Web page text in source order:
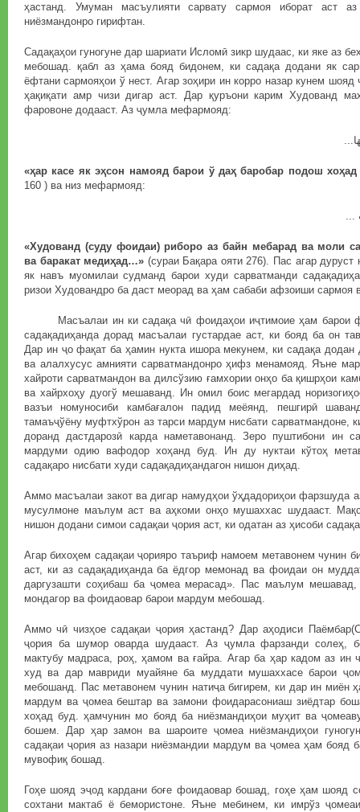
ҳастанд. Умуман масъулияти сарвату сармоя иборат аст
ниёзмандонро гирифтан.
Садақаҳои гуногуне дар шариати Исломӣ зикр шудаас, ки яке аз
мебошад. қабл аз ҳама бояд бидонем, ки садақа додани як
ёфтани сармояҳои ў нест. Агар зоҳири ин корро назар кунем шояд
ҳақиқати амр чизи дигар аст. Дар қуръони карим Худованд
фаровоне додааст. Аз ҷумла мефармояд:
«ҳар касе як эҳсон намояд барои ў даҳ баробар подош
160 ) ва низ мефармояд:
...
«Худованд (суду фоидаи) риборо аз байн мебарад ва моли
ва баракат медиҳад…» (сураи Бақара ояти 276). Пас агар дуруст
як навъ муомилаи судманд барои худи сарватманди
ризои Худовандро ба даст меорад ва ҳам сабаби афзоиши сармоя
Масъалаи ин ки садақа чӣ фоидаҳои иҷтимоие ҳам барои
садақадиҳанда дорад масъалаи густардае аст, ки бояд ба он
Дар ин ҷо фақат ба ҳамин нукта ишора мекунем, ки садақа додан
ва алалхусус амнияти сарватмандонро ҳифз менамояд. Яъне
хайроти сарватмандон ва дилсўзию ғамхории онҳо ба қишрҳои
ва хайрхоҳу дуогў мешаванд. Ин омил боис мегардад
вазъи номуносиби камбағалон падид меёянд, пешгирӣ
тамаъҷўёну муфтхўрон аз тарси мардум нисбати сарватмандоне,
доранд дастдарозӣ карда наметавонанд. Зеро пуштибони ин
мардуми одию вафодор хоҳанд буд. Ин ду нуктаи кўтоҳ
садақаро нисбати худи садақадиҳандагон нишон диҳад.
Аммо масъалаи закот ва дигар намудҳои ўҳдадориҳои фарзшуда
мусулмоне маълум аст ва аҳкоми онҳо мушаххас шудааст.
нишон додани симои садақаи ҷория аст, ки одатан аз ҳисоби
Агар бихоҳем садақаи ҷорияро таъриф намоем метавонем чунин
аст, ки аз садақадиҳанда ба ёдгор мемонад ва фоидаи он
даргузашти соҳибаш ба ҷомеа мерасад». Пас маълум мешавад,
мондагор ва фоидаовар барои мардум мебошад.
Аммо чӣ чизҳое садақаи ҷория ҳастанд? Дар аҳодиси
ҷория ба шумор оварда шудааст. Аз ҷумла фарзанди солеҳ,
мактубу мадраса, роҳ, ҳамом ва ғайра. Агар ба ҳар кадом аз ин
худ ва дар мавриди муайяне ба муддати мушаххасе барои
мебошанд. Пас метавонем чунин натиҷа бигирем, ки дар ин миён
мардум ва ҷомеа бештар ва замони фоидарасониаш зиёдтар
хоҳад буд. ҳамчунин мо бояд ба ниёзмандиҳои муҳит ва
бошем. Дар ҳар замон ва шароите ҷомеа ниёзмандиҳои
садақаи ҷория аз назари ниёзмандии мардум ва ҷомеа ҳам бояд
мувофиқ бошад.
Гоҳе шояд эҷод кардани боғе фоидаовар бошад, гоҳе ҳам шояд
сохтани мактаб ё бемористоне. Яъне мебинем, ки имрўз